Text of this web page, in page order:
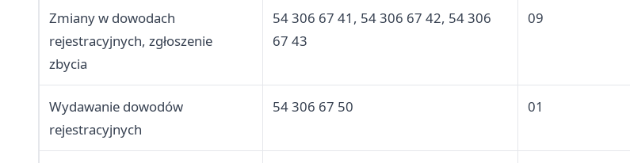
Zmiany w dowodach
rejestracyjnych, zgłoszenie
zbycia
54 306 67 41, 54 306 67 42, 54 306
67 43
09
Wydawanie dowodów
rejestracyjnych
54 306 67 50 01